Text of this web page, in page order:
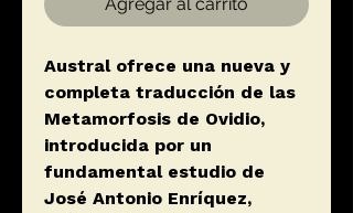
Agregar al carrito
Austral ofrece una nueva y
completa traducción de las
Metamorfosis de Ovidio,
introducida por un
fundamental estudio de
José Antonio Enríquez,